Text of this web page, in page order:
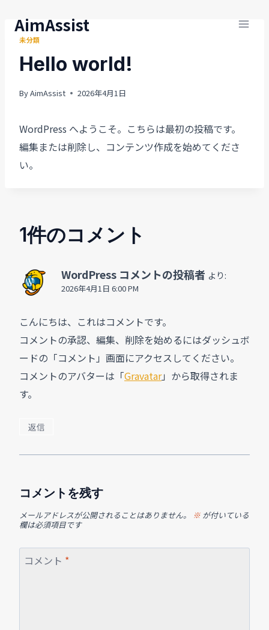
AimAssist
未分類
Hello world!
ByAimAssist 2026年4月1日
WordPress へようこそ。こちらは最初の投稿です。
編集または削除し、コンテンツ作成を始めてくださ
い。
1件のコメント
WordPress コメントの投稿者 より:
2026年4月1日 6:00 PM
こんにちは、これはコメントです。
コメントの承認、編集、削除を始めるにはダッシュボ
ードの「コメント」画面にアクセスしてください。
コメントのアバターは「Gravatar」から取得されま
す。
返信
コメントを残す
メールアドレスが公開されることはありません。 ※ が付いている
欄は必須項目です
コメント *